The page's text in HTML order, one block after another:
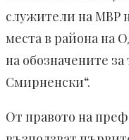
служители на МВР
места в района на
на обозначените
Смирненски“.
От правото на